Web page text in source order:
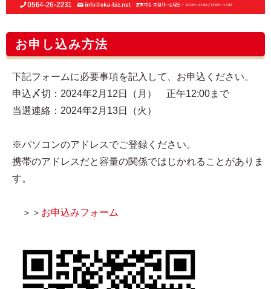
お申し込み方法
下記フォームに必要事項を記入して、お申込ください。
申込〆切：2024年2月12日（月） 正午12:00まで
当選連絡：2024年2月13日（火）
※パソコンのアドレスでご登録ください。
携帯のアドレスだと容量の関係ではじかれることがありま
す。
＞＞ お申込みフォーム